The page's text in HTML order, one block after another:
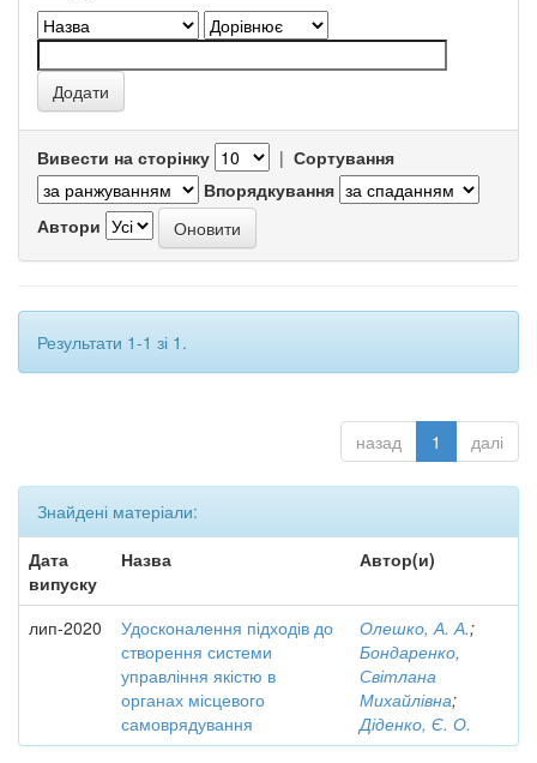
Вивести на сторінку | Сортування
Впорядкування
Автори
Результати 1-1 зі 1.
назад 1 далі
Знайдені матеріали:
Дата
випуску
Назва Автор(и)
лип-2020
Удосконалення підходів до
створення системи
управління якістю в
органах місцевого
самоврядування
Олешко, А. А.;
Бондаренко,
Світлана
Михайлівна;
Діденко, Є. О.